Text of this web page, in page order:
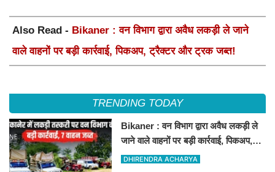
Also Read - Bikaner : वन विभाग द्वारा अवैध लकड़ी ले जाने
वाले वाहनों पर बड़ी कार्रवाई, पिकअप, ट्रैक्टर और ट्रक जब्त!
TRENDING TODAY
Bikaner : वन विभाग द्वारा अवैध लकड़ी ले
जाने वाले वाहनों पर बड़ी कार्रवाई, पिकअप,
ट्रैक्टर और ट्रक जब्त!
DHIRENDRA ACHARYA